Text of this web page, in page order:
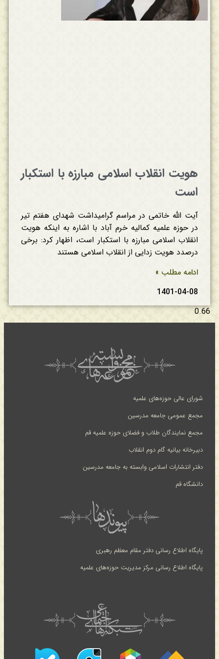
هویت انقلاب اسلامی مبارزه با استکبار
است
آیت الله خاتمی در مراسم گرامیداشت شهدای هفتم تیر
در حوزه علمیه کمالیه خرم آباد با اشاره به اینکه هویت
انقلاب اسلامی مبارزه با استکبار است، اظهار کرد: برخی
درصدد هویت زدایی از انقلاب اسلامی هستند
ادامه مطلب »
1401-04-08
شورای عالی حوزه‌های علمیه
مجمع عمومی جامعه مدرسین
مجمع نمایندگان طلاب و فضلای حوزه علمیه قم
دبیرخانه بیانیه گام دوم انقلاب
دفتر انتشارات اسلامی وابسته به جامعه مدرسین
دانشگاه قم
پایگاه اطلاع رسانی دفتر مقام معظم رهبری
پایگاه اطلاع رسانی مرکز مدیریت حوزه‌های علمیه